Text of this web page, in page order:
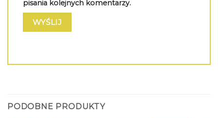
pisania kolejnych komentarzy.
PODOBNE PRODUKTY